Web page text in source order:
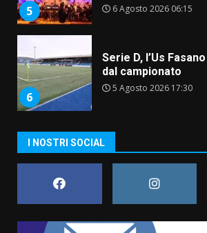
5 6 Agosto 2026 06:15
6
Serie D, l’Us
dal campionato
5 Agosto 2026 17:30
Truffatori in azione
frazioni fasanesi
Fasanese ferito a
I NOSTRI SOCIAL